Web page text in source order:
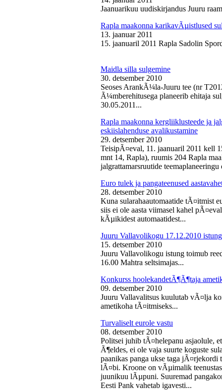
Jaanuarikuu uudiskirjandus Juuru
Rapla maakonna karikavÃµistlused
13. jaanuar 2011
15. jaanuaril 2011 Rapla Sadolin
Maidla silla sulgemine
30. detsember 2010
Seoses ArankÃ¼la-Juuru tee (nr
Ã¼mberehitusega planeerib ehitaja
30.05.2011...
Rapla maakonna kergliiklusteede ja
eskiislahenduse avalikustamine
29. detsember 2010
TeisipÃ¤eval, 11. jaanuaril 2011 kell
mnt 14, Rapla), ruumis 204 Rapla
jalgrattamarsruutide
Euro tulek ja pangateenused
28. detsember 2010
Kuna sularahaautomaatide tÃ¤itmist
siis ei ole aasta viimasel kahel
kÃµikidest automaatidest...
Juuru Vallavolikogu 17.12.2010 istung
15. detsember 2010
Juuru Vallavolikogu istung toimub
16.00 Mahtra seltsimajas...
Konkurss hoolekandetÃ¶Ã¶taja
09. detsember 2010
Juuru Vallavalitsus kuulutab vÃ¤lja
ametikoha tÃ¤itmiseks...
Turvaliselt eurole vastu
08. detsember 2010
Politsei juhib tÃ¤helepanu asjaolule,
Ã¶eldes, ei ole vaja suurte koguste
paanikas panga ukse taga
lÃ¤bi. Kroone on vÃµimalik
juunikuu lÃµpuni. Suuremad
Eesti Pank vahetab igavesti...